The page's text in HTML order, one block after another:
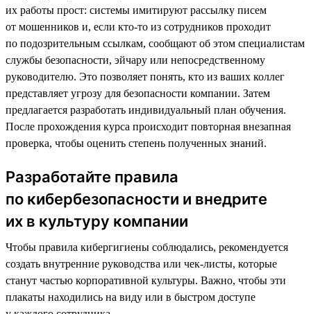
их работы прост: системы имитируют рассылку писем
от мошенников и, если кто-то из сотрудников проходит
по подозрительным ссылкам, сообщают об этом специалистам
службы безопасности, эйчару или непосредственному
руководителю. Это позволяет понять, кто из ваших коллег
представляет угрозу для безопасности компании. Затем
предлагается разработать индивидуальный план обучения.
После прохождения курса происходит повторная внезапная
проверка, чтобы оценить степень полученных знаний.
Разработайте правила
по кибербезопасности и внедрите
их в культуру компании
Чтобы правила кибергигиены соблюдались, рекомендуется
создать внутренние руководства или чек-листы, которые
станут частью корпоративной культуры. Важно, чтобы эти
плакаты находились на виду или в быстром доступе